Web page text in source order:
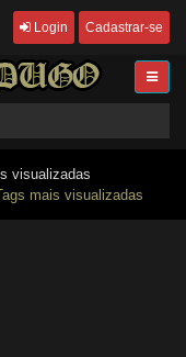
Login Cadastrar-se
visualizadas
mais visualizadas